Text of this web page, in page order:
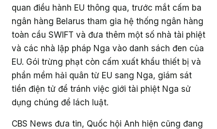
quan điều hành EU thông qua, trước mắt cấm ba
ngân hàng Belarus tham gia hệ thống ngân hàng
toàn cầu SWIFT và đưa thêm một số nhà tài phiệt
và các nhà lập pháp Nga vào danh sách đen của
EU. Gói trừng phạt còn cấm xuất khẩu thiết bị và
phần mềm hải quân từ EU sang Nga, giám sát
tiền điện tử để tránh việc giới tài phiệt Nga sử
dụng chúng để lách luật.
CBS News đưa tin, Quốc hội Anh hiện cũng đang